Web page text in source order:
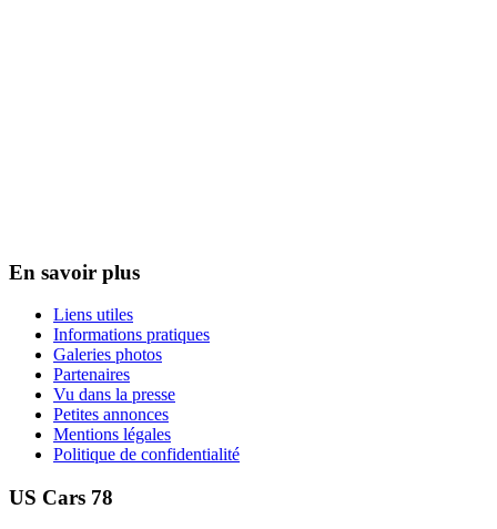
En savoir plus
Liens utiles
Informations pratiques
Galeries photos
Partenaires
Vu dans la presse
Petites annonces
Mentions légales
Politique de confidentialité
US Cars 78